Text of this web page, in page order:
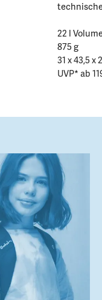
22 l
875 g
31 x 43,5 x
UVP* ab